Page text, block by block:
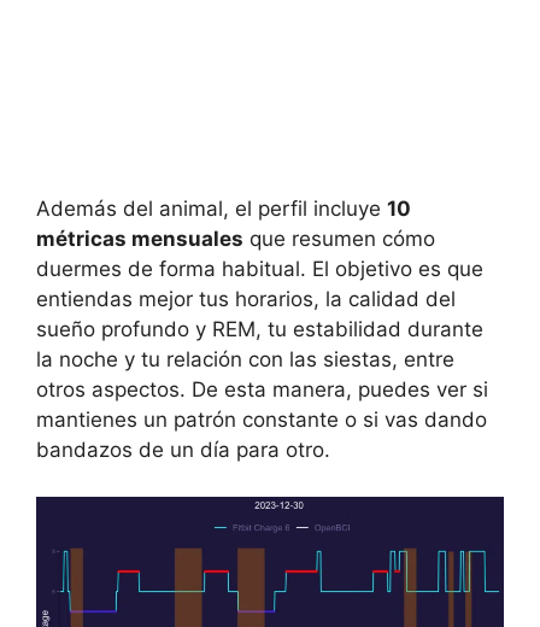
Además del animal, el perfil incluye 10
métricas mensuales que resumen cómo
duermes de forma habitual. El objetivo es que
entiendas mejor tus horarios, la calidad del
sueño profundo y REM, tu estabilidad durante
la noche y tu relación con las siestas, entre
otros aspectos. De esta manera, puedes ver si
mantienes un patrón constante o si vas dando
bandazos de un día para otro.